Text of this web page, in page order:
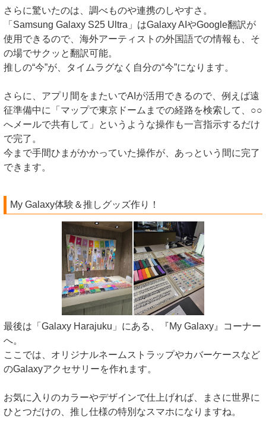
さらに驚いたのは、調べものや連携のしやすさ。
「Samsung Galaxy S25 Ultra」はGalaxy AIやGoogle翻訳が
使用できるので、海外アーティストの外国語での情報も、そ
の場でサクッと翻訳可能。
推しの“今”が、タイムラグなく自分の“今”になります。
さらに、アプリ間をまたいでAIが活用できるので、例えば遠
征準備中に「マップで東京ドームまでの経路を検索して、○○
へメールで共有して」というような操作も一言指示するだけ
で完了。
今まで手間ひまがかかっていた操作が、あっという間に完了
できます。
My Galaxy体験＆推しグッズ作り！
最後は「Galaxy Harajuku」にある、『My Galaxy』コーナー
へ。
ここでは、オリジナルネームストラップやカバーケースなど
のGalaxyアクセサリーを作れます。
お気に入りのカラーやデザインで仕上げれば、まさに世界に
ひとつだけの、推し仕様の特別なスマホになりますね。